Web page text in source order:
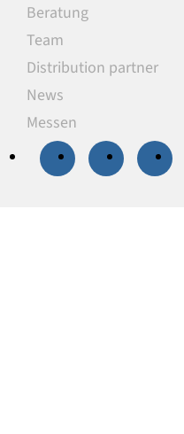
Beratung
Team
Distribution partner
News
Messen